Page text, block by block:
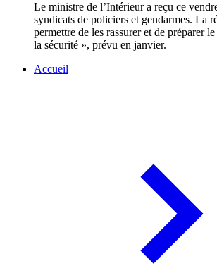
Le ministre de l’Intérieur a reçu ce
syndicats de policiers et gendarmes. La
permettre de les rassurer et de préparer
la sécurité », prévu en janvier.
Accueil